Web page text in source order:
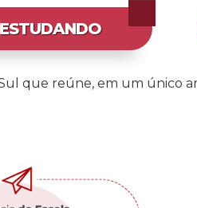
que reúne, em um único